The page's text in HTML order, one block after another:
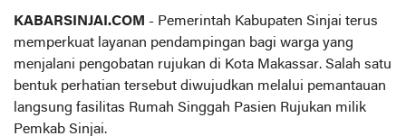
KABARSINJAI.COM - Pemerintah Kabupaten Sinjai terus
memperkuat layanan pendampingan bagi warga yang
menjalani pengobatan rujukan di Kota Makassar. Salah satu
bentuk perhatian tersebut diwujudkan melalui pemantauan
langsung fasilitas Rumah Singgah Pasien Rujukan milik
Pemkab Sinjai.